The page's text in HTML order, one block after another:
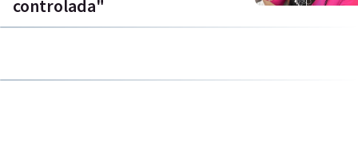
controlada"